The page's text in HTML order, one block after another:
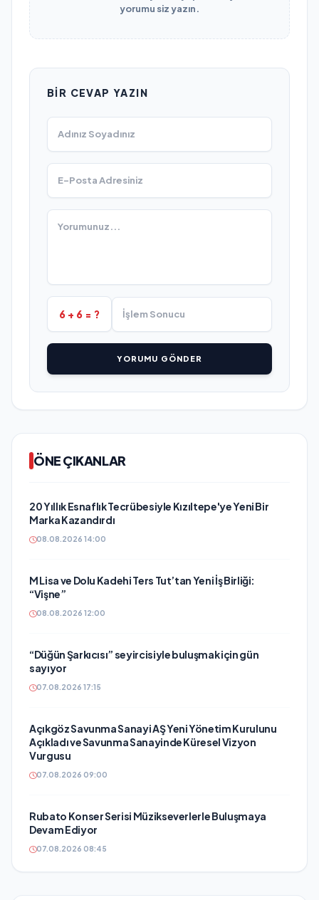
yorumu siz yazın.
BIR CEVAP YAZIN
6 + 6 = ?
YORUMU GÖNDER
ÖNE ÇIKANLAR
20 Yıllık Esnaflık Tecrübesiyle Kızıltepe'ye Yeni Bir
Marka Kazandırdı
08.08.2026 14:00
M Lisa ve Dolu Kadehi Ters Tut’tan Yeni İş Birliği:
“Vişne”
08.08.2026 12:00
“Düğün Şarkıcısı” seyircisiyle buluşmak için gün
sayıyor
07.08.2026 17:15
Açıkgöz Savunma Sanayi AŞ Yeni Yönetim Kurulunu
Açıkladı ve Savunma Sanayinde Küresel Vizyon
Vurgusu
07.08.2026 09:00
Rubato Konser Serisi Müzikseverlerle Buluşmaya
Devam Ediyor
07.08.2026 08:45